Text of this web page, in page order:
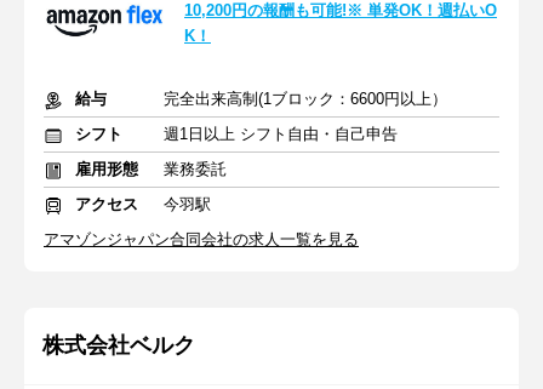
10,200円の報酬も可能!※ 単発OK！週払いO
K！
給与
完全出来高制(1ブロック：6600円以上）
シフト
週1日以上 シフト自由・自己申告
雇用形態
業務委託
アクセス
今羽駅
アマゾンジャパン合同会社の求人一覧を見る
株式会社ベルク